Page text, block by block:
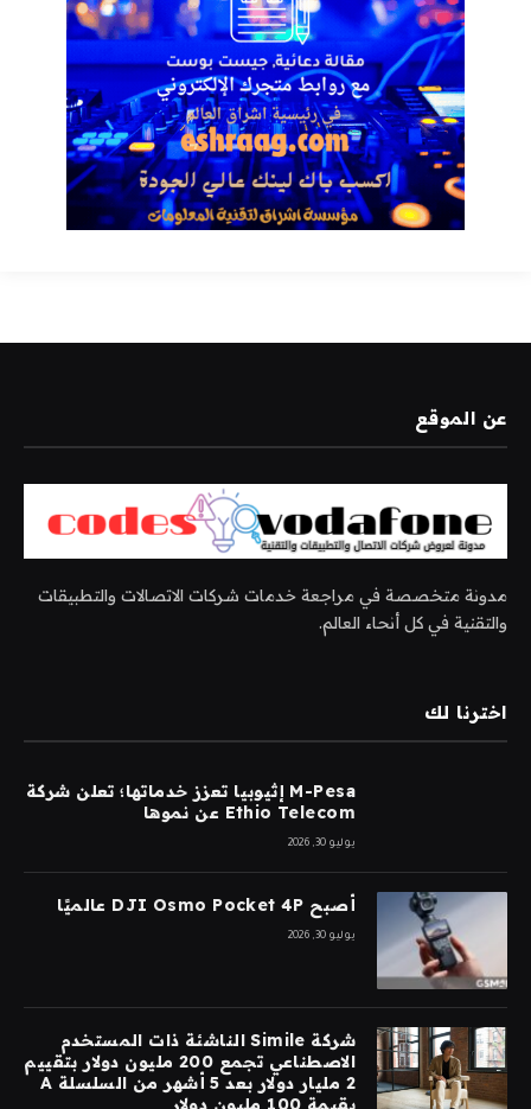
عن الموقع
مدونة متخصصة في مراجعة خدمات شركات الاتصالات والتطبيقات
والتقنية في كل أنحاء العالم.
اخترنا لك
M-Pesa إثيوبيا تعزز خدماتها؛ تعلن شركة
Ethio Telecom عن نموها
يوليو 30, 2026
أصبح DJI Osmo Pocket 4P عالميًا
يوليو 30, 2026
شركة Simile الناشئة ذات المستخدم
الاصطناعي تجمع 200 مليون دولار بتقييم
2 مليار دولار بعد 5 أشهر من السلسلة A
بقيمة 100 مليون دولار